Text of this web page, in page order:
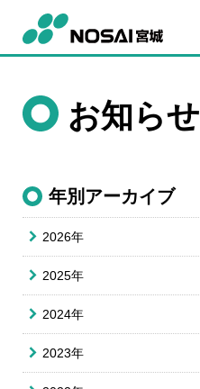
お知らせ
年別アーカイブ
2026年
2025年
2024年
2023年